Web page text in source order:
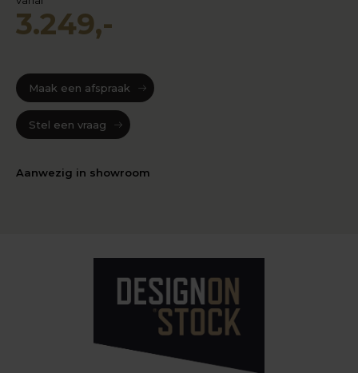
3.249,-
Maak een afspraak
Stel een vraag
Aanwezig in showroom